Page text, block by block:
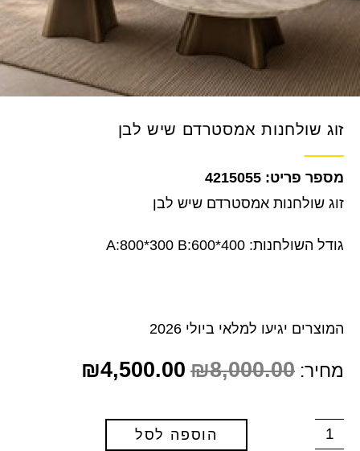
זוג שולחנות אמסטרדם שיש לבן
4215055
זוג שולחנות אמסטרדם שיש לבן
גודל השולחנות: A:800*300 B:600*400
המוצרים יגיעו למלאי ביולי 2026
מחיר: ₪8,000.00
₪4,500.00
הוספה לסל